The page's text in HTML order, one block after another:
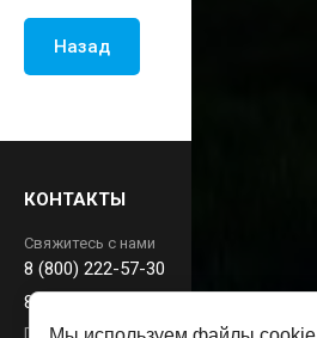
Назад
КОНТАКТЫ
Свяжитесь с нами
8 (800) 222-57-30
88002225730@mail.ru